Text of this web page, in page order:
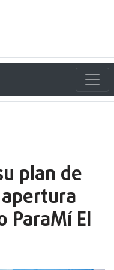
plan de
ParaMí El